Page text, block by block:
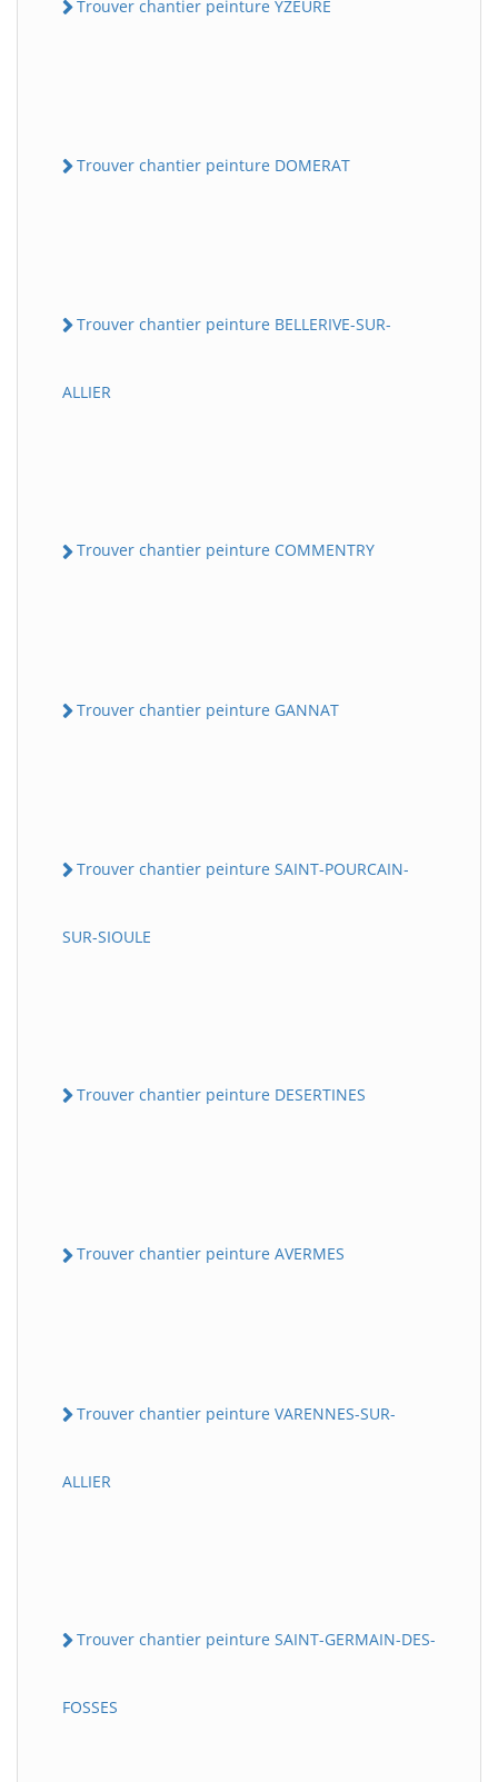
Trouver chantier peinture YZEURE
Trouver chantier peinture DOMERAT
Trouver chantier peinture BELLERIVE-SUR-
ALLIER
Trouver chantier peinture COMMENTRY
Trouver chantier peinture GANNAT
Trouver chantier peinture SAINT-POURCAIN-
SUR-SIOULE
Trouver chantier peinture DESERTINES
Trouver chantier peinture AVERMES
Trouver chantier peinture VARENNES-SUR-
ALLIER
Trouver chantier peinture SAINT-GERMAIN-DES-
FOSSES